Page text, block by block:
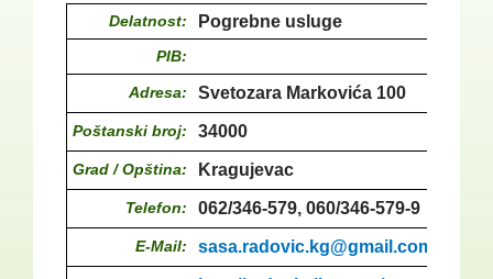
Delatnost: Pogrebne usluge
PIB:
Adresa: Svetozara Markovića 100
Poštanski broj: 34000
Grad / Opština: Kragujevac
Telefon: 062/346-579, 060/346-579-9
E-Mail: sasa.radovic.kg@gmail.com